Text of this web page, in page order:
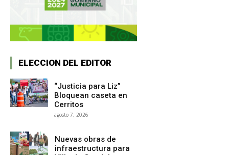
ELECCION DEL EDITOR
“Justicia para Liz”
Bloquean caseta en
Cerritos
agosto 7, 2026
Nuevas obras de
infraestructura para